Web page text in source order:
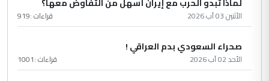
الأثنين 03 آب 2026 قراءات :919
صحراء السعودي بدم العراقي !
الأحد 02 آب 2026 قراءات :1001